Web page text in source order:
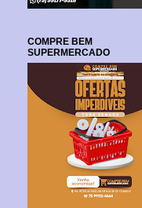
COMPRE BEM
SUPERMERCADO